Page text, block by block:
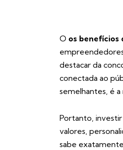
O os benefícios
destacar da
conectada ao
semelhantes, é
Portanto,
valores,
sabe